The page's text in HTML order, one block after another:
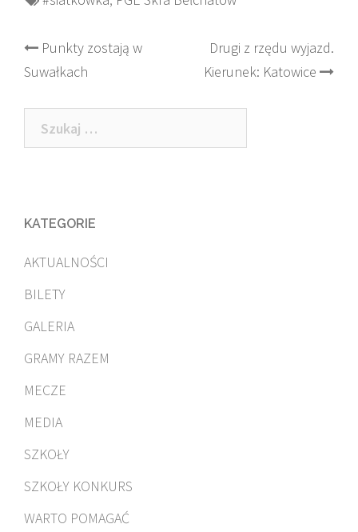
Post
navigation
Punkty zostają w
Suwałkach
Drugi z rzędu wyjazd.
Kierunek: Katowice
Szukaj:
KATEGORIE
AKTUALNOŚCI
BILETY
GALERIA
GRAMY RAZEM
MECZE
MEDIA
SZKOŁY
SZKOŁY KONKURS
WARTO POMAGAĆ